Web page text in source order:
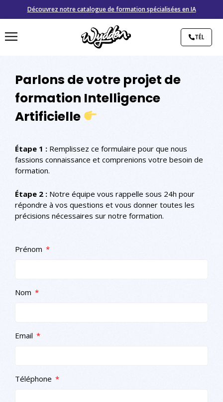
Découvrez notre catalogue de formation spécialisées en IA
TÉL
Parlons de votre projet de
formation Intelligence
Artificielle
Étape 1 : Remplissez ce formulaire pour que nous
fassions connaissance et comprenions votre besoin de
formation.
Étape 2 : Notre équipe vous rappelle sous 24h pour
répondre à vos questions et vous donner toutes les
précisions nécessaires sur notre formation.
Prénom
Nom
Email
Téléphone